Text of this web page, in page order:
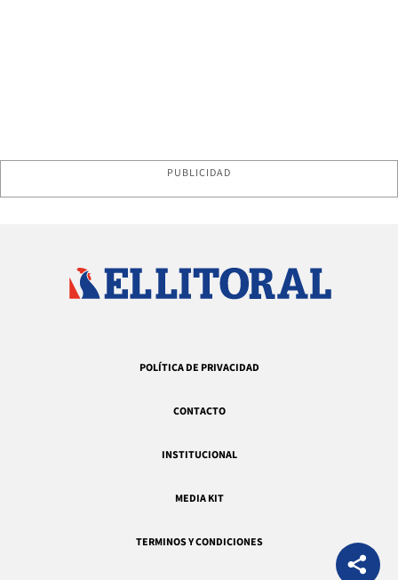
PUBLICIDAD
POLÍTICA DE PRIVACIDAD
CONTACTO
INSTITUCIONAL
MEDIA KIT
TERMINOS Y CONDICIONES